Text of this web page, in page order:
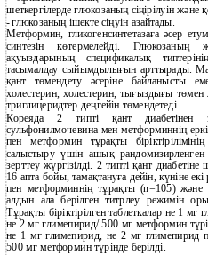
шеткергілерде глюкозаның сіңірілуін
-глюкозаның ішекте сіңуін азайтады.
Метформин, гликогенсинтетазаға әсер
синтезін көтермелейді. Глюкозаның
ақуыздарының спецификалық
тасымалдау сыйымдылығын арттырады.
қант төмендету әсеріне байланысты
холестерин, холестерин, тығыздығы
триглицеридтер деңгейін төмендетеді.
Кореяда 2 типті қант диабетінен
сульфонилмочевина мен метформиннің
пен метформин тұрақты біріктірілімінің
салыстыру үшін ашық
зерттеу жүргізілді. 2 типті қант
16 апта бойы, тамақтануға дейін, күніне
пен метформиннің тұрақты (n=105) және
алдын ала берілген титрлеу режимін
Тұрақты біріктірілген таблеткалар не 1
не 2 мг глимепирид/ 500 мг метформин
не 1 мг глимепирид, не 2 мг глимепирид
500 мг метформин түрінде берілді.